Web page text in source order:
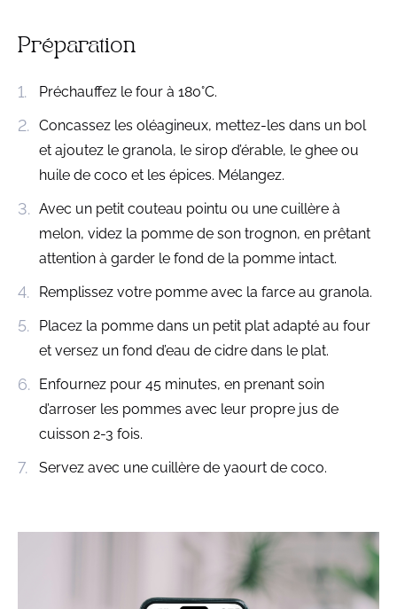
Préparation
Préchauffez le four à 180°C.
Concassez les oléagineux, mettez-les dans un bol
et ajoutez le granola, le sirop d’érable, le ghee ou
huile de coco et les épices. Mélangez.
Avec un petit couteau pointu ou une cuillère à
melon, videz la pomme de son trognon, en prêtant
attention à garder le fond de la pomme intact.
Remplissez votre pomme avec la farce au granola.
Placez la pomme dans un petit plat adapté au four
et versez un fond d’eau de cidre dans le plat.
Enfournez pour 45 minutes, en prenant soin
d’arroser les pommes avec leur propre jus de
cuisson 2-3 fois.
Servez avec une cuillère de yaourt de coco.